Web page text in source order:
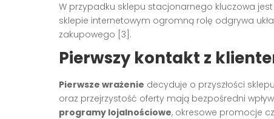
W przypadku sklepu stacjonarnego kluczowa
sklepie internetowym ogromną rolę odgrywa
zakupowego [3].
Pierwszy kontakt z
Pierwsze wrażenie decyduje o przyszłości
oraz przejrzystość oferty mają bezpośredni
programy lojalnościowe, okresowe promocje